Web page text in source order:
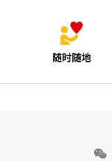
随时随地
